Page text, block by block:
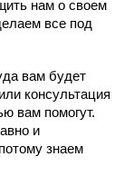
нам о своем
все под
вам будет
консультация
вам помогут.
и
знаем